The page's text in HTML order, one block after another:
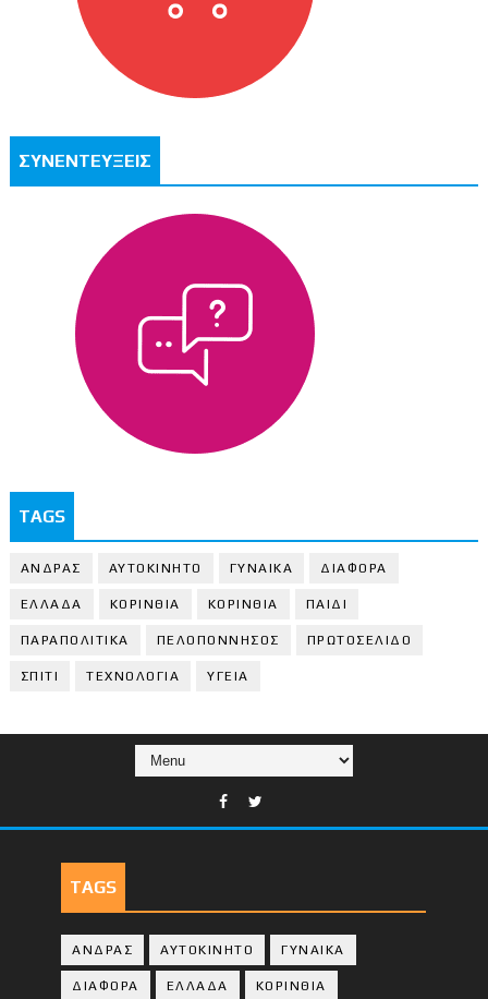
ΣΥΝΕΝΤΕΥΞΕΙΣ
TAGS
ΑΝΔΡΑΣ ΑΥΤΟΚΙΝΗΤΟ ΓΥΝΑΙΚΑ ΔΙΑΦΟΡΑ
ΕΛΛΑΔΑ ΚΟΡΙΝΘΙΑ ΚΟΡΙΝΘΙA ΠΑΙΔΙ
ΠΑΡΑΠΟΛΙΤΙΚΑ ΠΕΛΟΠΟΝΝΗΣΟΣ ΠΡΩΤΟΣΕΛΙΔΟ
ΣΠΙΤΙ ΤΕΧΝΟΛΟΓΙΑ ΥΓΕΙΑ
TAGS
ΑΝΔΡΑΣ ΑΥΤΟΚΙΝΗΤΟ ΓΥΝΑΙΚΑ
ΔΙΑΦΟΡΑ ΕΛΛΑΔΑ ΚΟΡΙΝΘΙΑ